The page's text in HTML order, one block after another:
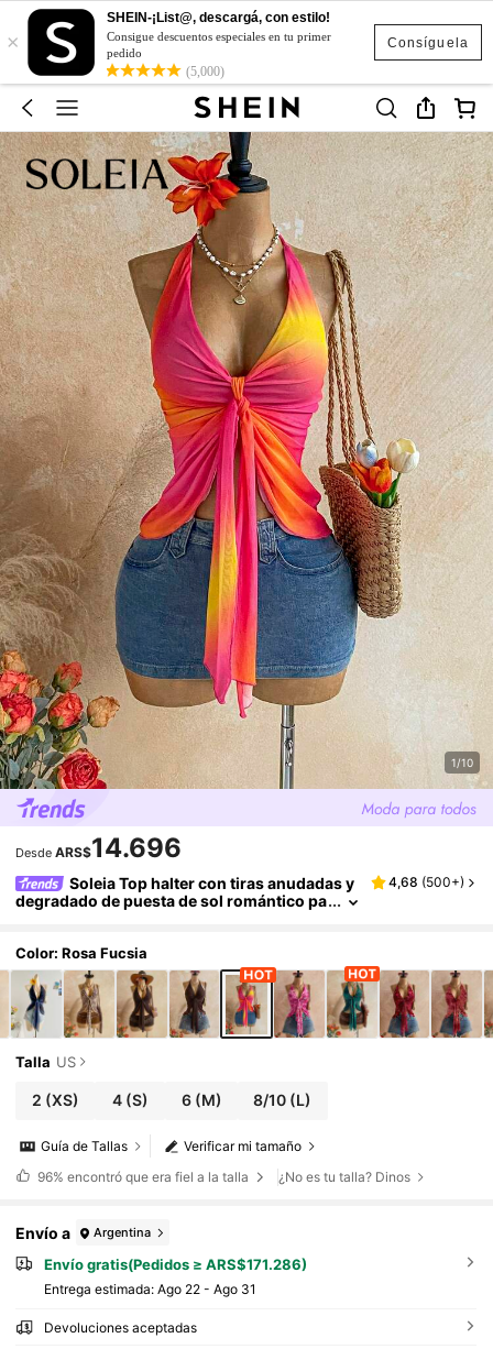
Consíguela
×
SHEIN-¡List@, descargá, con estilo!
Consigue descuentos especiales en tu primer
pedido
(5,000)
1/10
Desde ARS$14.696
Soleia Top halter con tiras anudadas y
degradado de puesta de sol romántico pa
e la tarde, crucero de playa, viaje por carreter
a, vacaciones en la ciudad, festival de música,
fiesta, bohemio, hippie, occidental, carnaval,
Día de San Patricio
4,68 (500+)
Color: Rosa Fucsia
Talla US
2 (XS) 4(S) 6(M) 8/10 (L)
Verificar mi tamaño
Guía de Tallas
96% encontró que era fiel a la talla ¿No es tu talla? Dinos
Envío a Argentina
Envío gratis(Pedidos ≥ ARS$171.286)
Entrega estimada: Ago 22 - Ago 31
Devoluciones aceptadas